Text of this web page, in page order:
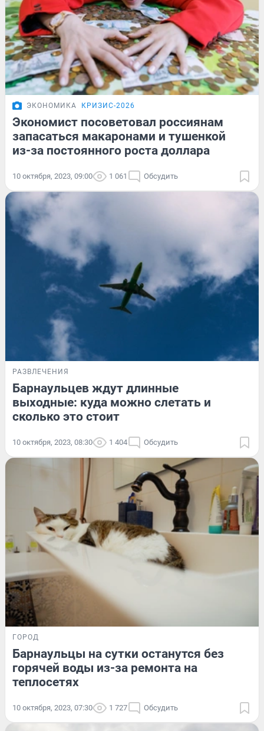
ЭКОНОМИКА КРИЗИС-2026
Экономист посоветовал россиянам
запасаться макаронами и тушенкой
из-за постоянного роста доллара
10 октября, 2023, 09:00 1 061 Обсудить
РАЗВЛЕЧЕНИЯ
Барнаульцев ждут длинные
выходные: куда можно слетать и
сколько это стоит
10 октября, 2023, 08:30 1 404 Обсудить
ГОРОД
Барнаульцы на сутки останутся без
горячей воды из-за ремонта на
теплосетях
10 октября, 2023, 07:30 1 727 Обсудить